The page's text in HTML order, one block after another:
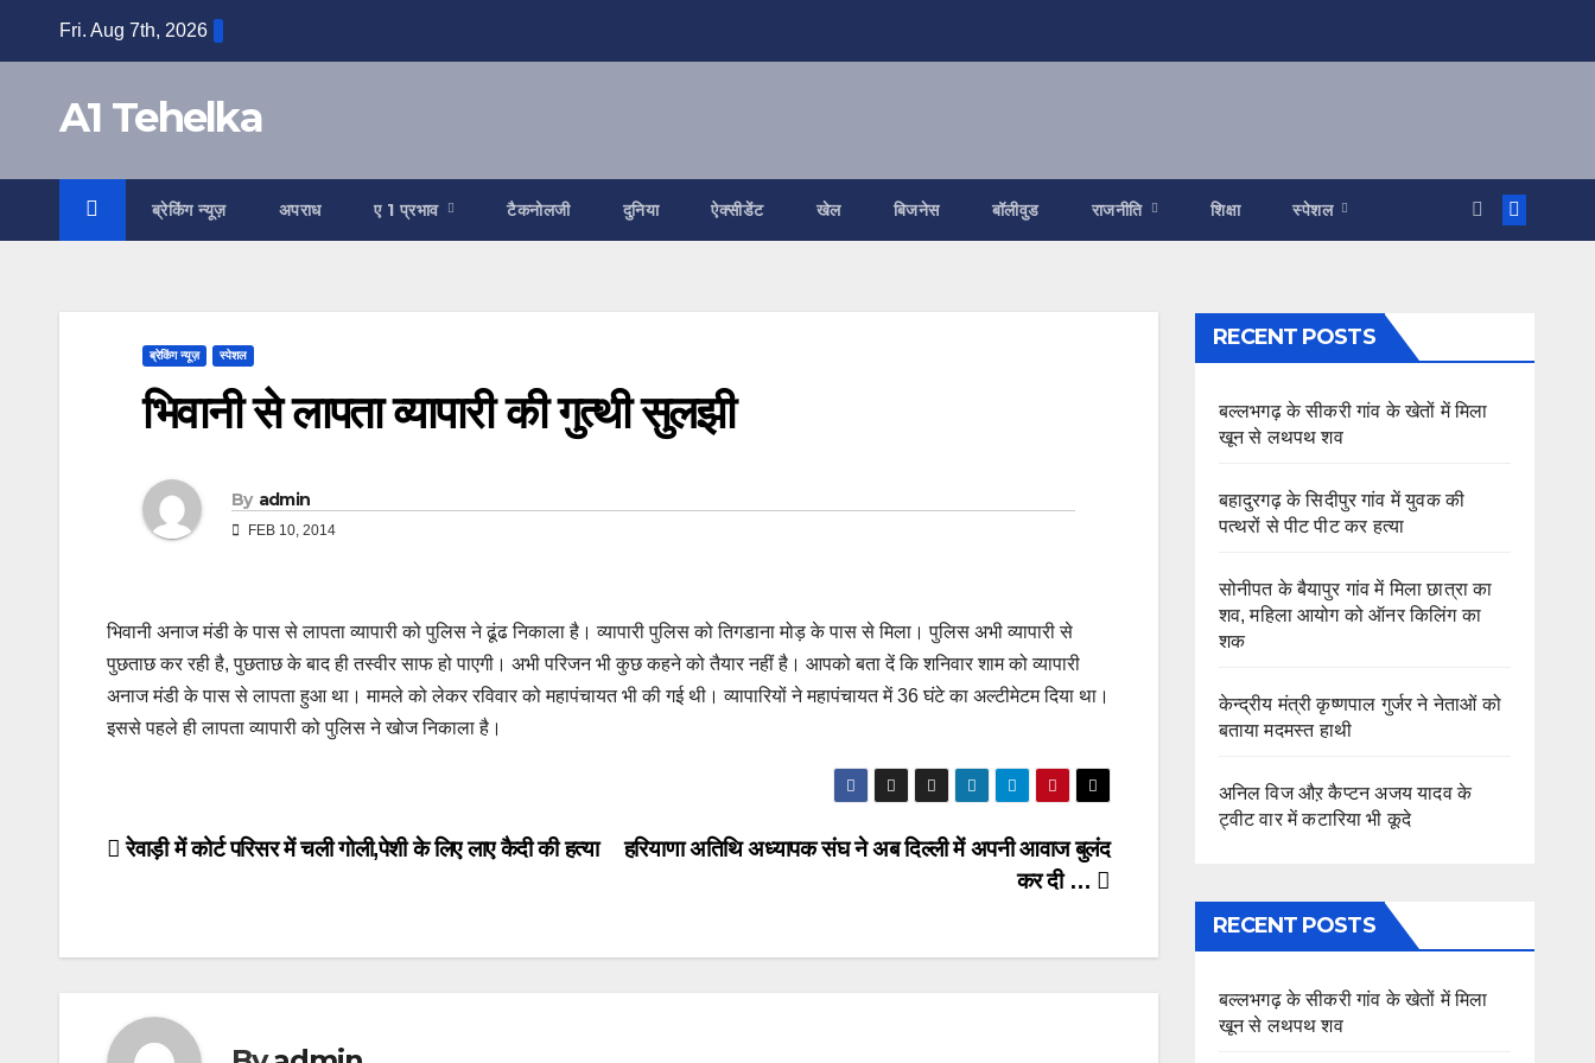
Fri. Aug 7th, 2026
A1 Tehelka
ब्रेकिंग न्यूज़ अपराध ए 1 प्रभाव टैकनोलजी दुनिया ऐक्सीडेंट खेल बिजनेस बॉलीवुड राजनीति शिक्षा स्पेशल
ब्रेकिंग न्यूज़ स्पेशल
भिवानी से लापता व्यापारी की गुत्थी सुलझी
By admin
FEB 10, 2014
भिवानी अनाज मंडी के पास से लापता व्यापारी को पुलिस ने ढूंढ निकाला है। व्यापारी पुलिस को तिगडाना मोड़ के पास से मिला। पुलिस अभी व्यापारी से
पुछताछ कर रही है, पुछताछ के बाद ही तस्वीर साफ हो पाएगी। अभी परिजन भी कुछ कहने को तैयार नहीं है। आपको बता दें कि शनिवार शाम को व्यापारी
अनाज मंडी के पास से लापता हुआ था। मामले को लेकर रविवार को महापंचायत भी की गई थी। व्यापारियों ने महापंचायत में 36 घंटे का अल्टीमेटम दिया था।
इससे पहले ही लापता व्यापारी को पुलिस ने खोज निकाला है।
Post
हरियाणा अतिथि अध्यापक संघ ने अब दिल्ली में अपनी आवाज बुलंद
कर दी …
रेवाड़ी में कोर्ट परिसर में चली गोली,पेशी के लिए लाए कैदी की हत्या
RECENT POSTS
बल्लभगढ़ के सीकरी गांव के खेतों में मिला
खून से लथपथ शव
बहादुरगढ़ के सिदीपुर गांव में युवक की
पत्थरों से पीट पीट कर हत्या
सोनीपत के बैयापुर गांव में मिला छात्रा का
शव, महिला आयोग को ऑनर किलिंग का
शक
केन्द्रीय मंत्री कृष्णपाल गुर्जर ने नेताओं को
बताया मदमस्त हाथी
अनिल विज औऱ कैप्टन अजय यादव के
ट्वीट वार में कटारिया भी कूदे
RECENT POSTS
बल्लभगढ़ के सीकरी गांव के खेतों में मिला
खून से लथपथ शव